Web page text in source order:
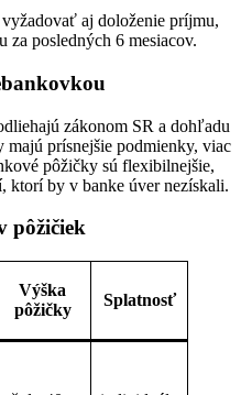
aj doloženie príjmu,
za posledných 6 mesiacov.
zákonom SR a dohľadu
prísnejšie podmienky, viac
pôžičky sú flexibilnejšie,
ktorí by v banke úver nezískali.
pôžičiek
Výška
pôžičky
Splatnosť